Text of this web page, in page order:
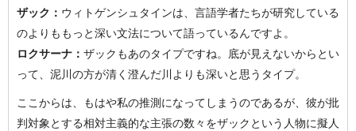
ザック： ウィトゲンシュタインは、言語学者たちが研究している
のよりももっと深い文法について語っているんですよ。
ロクサーナ： ザックもあのタイプですね。底が見えないからとい
って、泥川の方が清く澄んだ川よりも深いと思うタイプ。
ここからは、もはや私の推測になってしまうのであるが、彼が批
判対象とする相対主義的な主張の数々をザックという人物に擬人